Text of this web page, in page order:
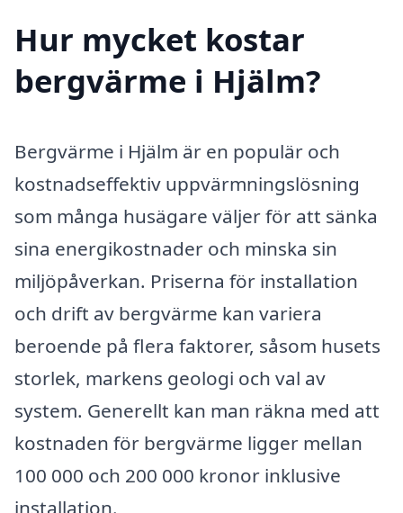
Hur mycket kostar
bergvärme i Hjälm?
Bergvärme i Hjälm är en populär och
kostnadseffektiv uppvärmningslösning
som många husägare väljer för att sänka
sina energikostnader och minska sin
miljöpåverkan. Priserna för installation
och drift av bergvärme kan variera
beroende på flera faktorer, såsom husets
storlek, markens geologi och val av
system. Generellt kan man räkna med att
kostnaden för bergvärme ligger mellan
100 000 och 200 000 kronor inklusive
installation.